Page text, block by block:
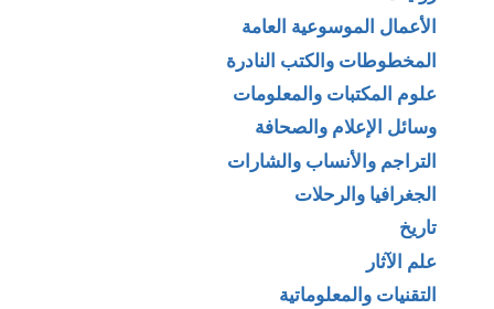
الأعمال الموسوعية العامة
المخطوطات والكتب النادرة
علوم المكتبات والمعلومات
وسائل الإعلام والصحافة
التراجم والأنساب والشارات
الجغرافيا والرحلات
تاريخ
علم الآثار
التقنيات والمعلوماتية